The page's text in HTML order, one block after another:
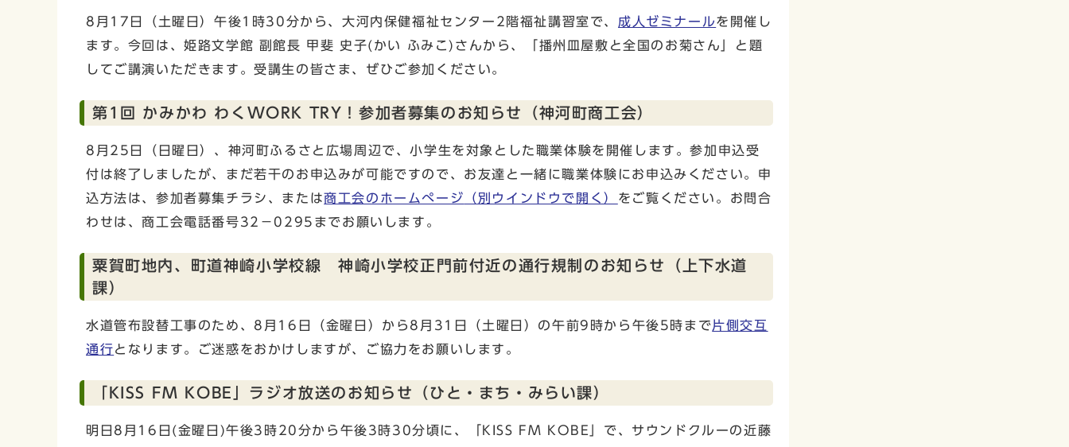
8月17日（土曜日）午後1時30分から、大河内保健福祉センター2階福祉講習室で、 成人ゼミナールを開催し
ます。今回は、姫路文学館 副館長 甲斐 史子(かい ふみこ)さんから、「播州皿屋敷と全国のお菊さん」と題
してご講演いただきます。受講生の皆さま、ぜひご参加ください。
第1回 かみかわ わくWORK TRY！参加者募集のお知らせ（神河町商工会）
8月25日（日曜日）、神河町ふるさと広場周辺で、小学生を対象とした職業体験を開催します。参加申込受
付は終了しましたが、まだ若干のお申込みが可能ですので、お友達と一緒に職業体験にお申込みください。申
込方法は、参加者募集チラシ、または商工会のホームぺージ （別ウインドウで開く） をご覧ください。お問合
わせは、商工会電話番号32－0295までお願いします。
粟賀町地内、町道神崎小学校線 神崎小学校正門前付近の通行規制のお知らせ（上下水道
課）
水道管布設替工事のため、8月16日（金曜日）から8月31日（土曜日）の午前9時から午後5時まで片側交互
通行となります。ご迷惑をおかけしますが、ご協力をお願いします。
「KISS FM KOBE」ラジオ放送のお知らせ（ひと・まち・みらい課）
明日8月16日(金曜日)午後3時20分から午後3時30分頃に、「KISS FM KOBE」で、サウンドクルーの近藤